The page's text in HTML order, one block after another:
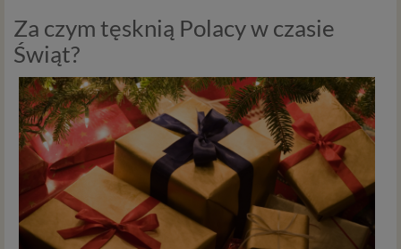
Za czym tęsknią Polacy w czasie
Świąt?